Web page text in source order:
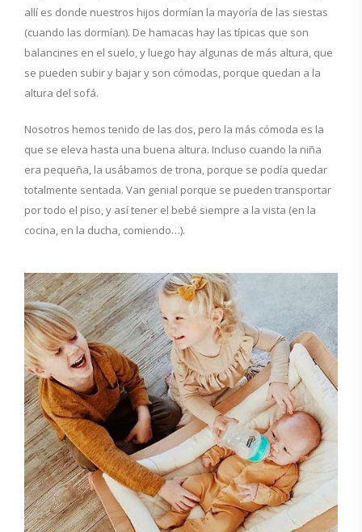
allí es donde nuestros hijos dormían la mayoría de las siestas
(cuando las dormían). De hamacas hay las típicas que son
balancines en el suelo, y luego hay algunas de más altura, que
se pueden subir y bajar y son cómodas, porque quedan a la
altura del sofá.
Nosotros hemos tenido de las dos, pero la más cómoda es la
que se eleva hasta una buena altura. Incluso cuando la niña
era pequeña, la usábamos de trona, porque se podía quedar
totalmente sentada. Van genial porque se pueden transportar
por todo el piso, y así tener el bebé siempre a la vista (en la
cocina, en la ducha, comiendo…).